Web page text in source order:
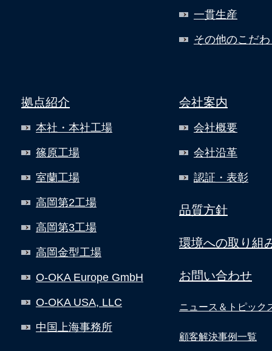
一貫生産
その他のこだ
会社案内
会社概要
会社沿革
認証・表彰
品質方針
環境への取り組
お問い合わせ
ニュース＆トピック
顧客解決事例一覧
拠点紹介
本社・本社工場
篠原工場
室蘭工場
高岡第2工場
高岡第3工場
高岡金型工場
O-OKA Europe GmbH
O-OKA USA, LLC
中国上海事務所